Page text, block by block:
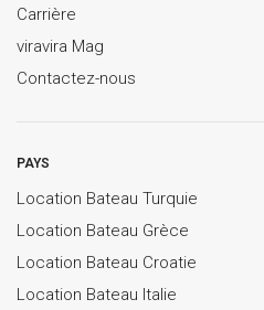
Carrière
viravira Mag
Contactez-nous
PAYS
Location Bateau Turquie
Location Bateau Grèce
Location Bateau Croatie
Location Bateau Italie